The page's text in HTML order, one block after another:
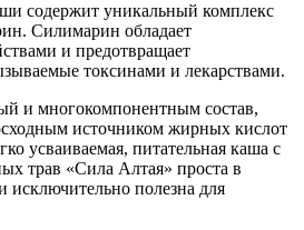
содержит уникальный комплекс
Силимарин обладает
и предотвращает
токсинами и лекарствами.
и многокомпонентным состав,
источником жирных кислот
усваиваемая, питательная каша с
трав «Сила Алтая» проста в
исключительно полезна для